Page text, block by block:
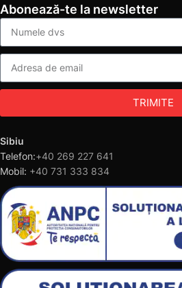
Abonează-te la newsletter
TRIMITE
Sibiu
Telefon:+40 269 227 641
Mobil: +40 731 333 834